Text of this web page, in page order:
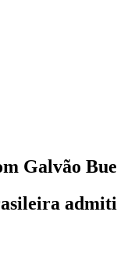
Galvão